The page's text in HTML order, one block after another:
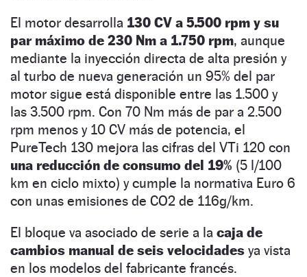
El motor desarrolla 130 CV a 5.500 rpm y su
par máximo de 230 Nm a 1.750 rpm, aunque
mediante la inyección directa de alta presión y
al turbo de nueva generación un 95% del par
motor sigue está disponible entre las 1.500 y
las 3.500 rpm. Con 70 Nm más de par a 2.500
rpm menos y 10 CV más de potencia, el
PureTech 130 mejora las cifras del VTi 120 con
una reducción de consumo del 19% (5 l/100
km en ciclo mixto) y cumple la normativa Euro 6
con unas emisiones de CO2 de 116g/km.
El bloque va asociado de serie a la caja de
cambios manual de seis velocidades ya vista
en los modelos del fabricante francés.